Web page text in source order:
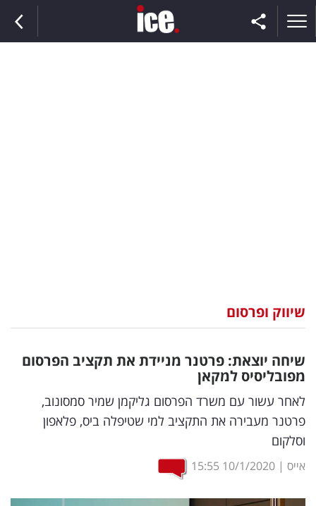
וצרכנות
דיגיטל
וטק
שיווק
ופרסום
שיווק ופרסום
שיחה יוצאת: פרטנר מניידת את תקציב הפרסום
מפובליסיס למקאן
לאחר עשור עם משרד הפרסום גליקמן שמיר סמסונוב,
פרטנר מעבירה את התקציב למי שטיפלה ביס, פלאפון
וסלקום
אייס |
10/1/2020
15:55